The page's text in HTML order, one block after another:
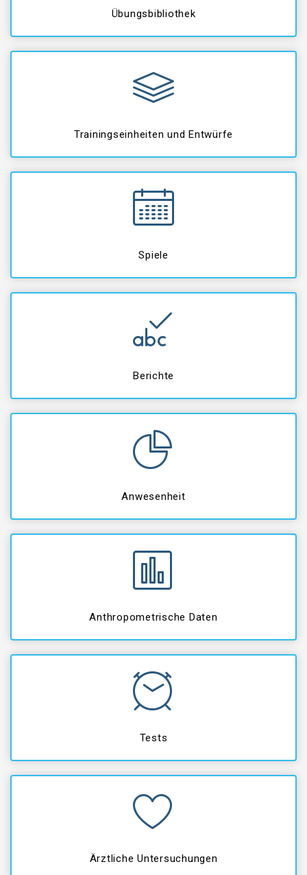
Übungsbibliothek
Trainingseinheiten und Entwürfe
Spiele
Berichte
Anwesenheit
Anthropometrische Daten
Tests
Ärztliche Untersuchungen